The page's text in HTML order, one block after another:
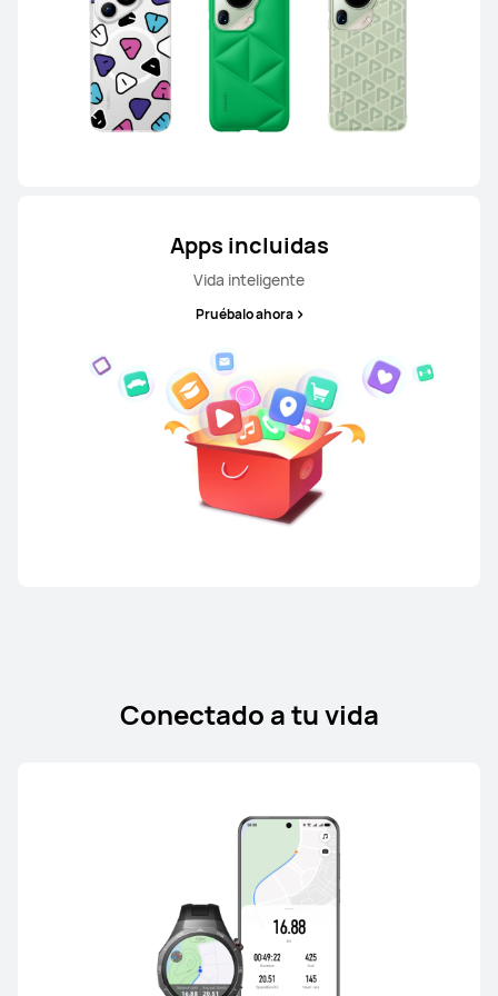
HUAWEI nova Y73
Conoce más
Apps incluidas
Vida inteligente
Pruébalo ahora
Conectado a tu vida